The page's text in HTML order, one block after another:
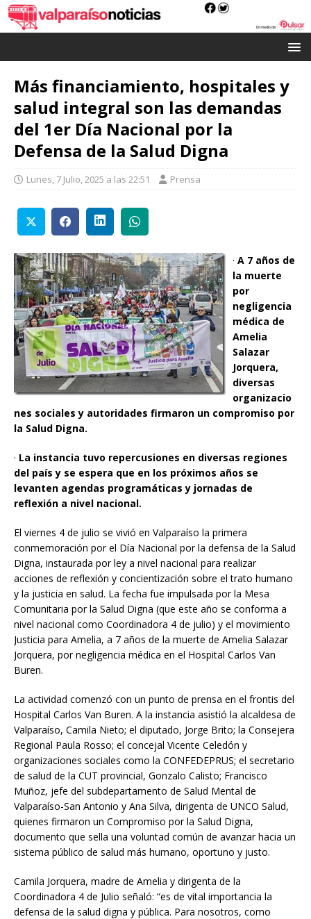
Más financiamiento, hospitales y
salud integral son las demandas
del 1er Día Nacional por la
Defensa de la Salud Digna
Lunes, 7 Julio, 2025 a las 22:51 Prensa
· A 7 años de
la muerte
por
negligencia
médica de
Amelia
Salazar
Jorquera,
diversas
organizacio
nes sociales y autoridades firmaron un compromiso por
la Salud Digna.
· La instancia tuvo repercusiones en diversas regiones
del país y se espera que en los próximos años se
levanten agendas programáticas y jornadas de
reflexión a nivel nacional.
El viernes 4 de julio se vivió en Valparaíso la primera
conmemoración por el Día Nacional por la defensa de la Salud
Digna, instaurada por ley a nivel nacional para realizar
acciones de reflexión y concientización sobre el trato humano
y la justicia en salud. La fecha fue impulsada por la Mesa
Comunitaria por la Salud Digna (que este año se conforma a
nivel nacional como Coordinadora 4 de julio) y el movimiento
Justicia para Amelia, a 7 años de la muerte de Amelia Salazar
Jorquera, por negligencia médica en el Hospital Carlos Van
Buren.
La actividad comenzó con un punto de prensa en el frontis del
Hospital Carlos Van Buren. A la instancia asistió la alcaldesa de
Valparaíso, Camila Nieto; el diputado, Jorge Brito; la Consejera
Regional Paula Rosso; el concejal Vicente Celedón y
organizaciones sociales como la CONFEDEPRUS; el secretario
de salud de la CUT provincial, Gonzalo Calisto; Francisco
Muñoz, jefe del subdepartamento de Salud Mental de
Valparaíso-San Antonio y Ana Silva, dirigenta de UNCO Salud,
quienes firmaron un Compromiso por la Salud Digna,
documento que sella una voluntad común de avanzar hacia un
sistema público de salud más humano, oportuno y justo.
Camila Jorquera, madre de Amelia y dirigenta de la
Coordinadora 4 de Julio señaló: “es de vital importancia la
defensa de la salud digna y pública. Para nosotros, como